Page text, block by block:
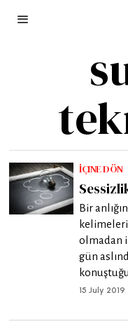
İÇINE DÖN
Bir
olmadan
gün
15 July 2019